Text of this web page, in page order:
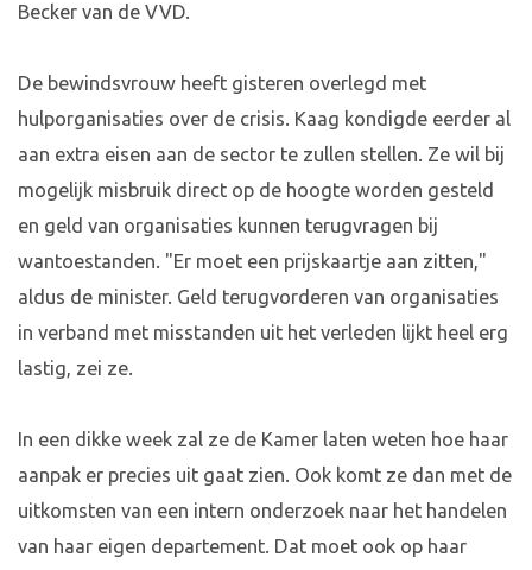
Becker van de VVD.
De bewindsvrouw heeft gisteren overlegd met
hulporganisaties over de crisis. Kaag kondigde eerder al
aan extra eisen aan de sector te zullen stellen. Ze wil bij
mogelijk misbruik direct op de hoogte worden gesteld
en geld van organisaties kunnen terugvragen bij
wantoestanden. "Er moet een prijskaartje aan zitten,"
aldus de minister. Geld terugvorderen van organisaties
in verband met misstanden uit het verleden lijkt heel erg
lastig, zei ze.
In een dikke week zal ze de Kamer laten weten hoe haar
aanpak er precies uit gaat zien. Ook komt ze dan met de
uitkomsten van een intern onderzoek naar het handelen
van haar eigen departement. Dat moet ook op haar